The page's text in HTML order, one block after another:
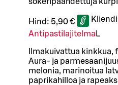
Hind: 5,90 €
Antipastilajitelma L
Ilmakuivattua kinkkua,
Aura- ja
melonia, marinoitua
paprikahilloa ja